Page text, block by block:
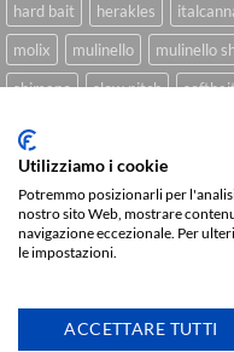
hard bait
herakles
molix
mulinello mulinello
shimano
slow pitch
spinning inshore
CHI SIAMO
Copyright
Utilizziamo i cookie
Potremmo posizionarli per
nostro sito Web, mostrare
navigazione eccezionale. Per
le impostazioni.
ACCETTARE TUTTI